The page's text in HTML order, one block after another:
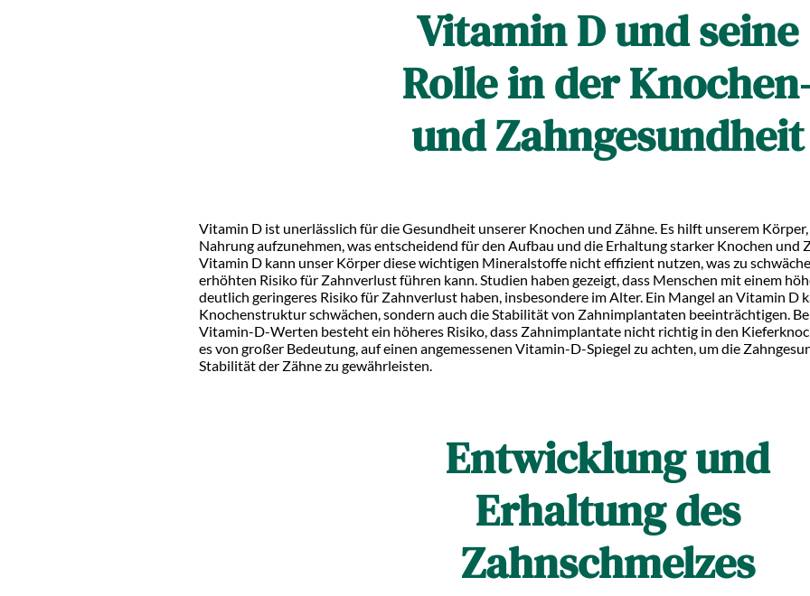
Vitamin D und seine
Rolle in der
und Zahngesundheit
Vitamin D ist unerlässlich für die Gesundheit unserer Knochen und Zähne. Es hilft unserem
Nahrung aufzunehmen, was entscheidend für den Aufbau und die Erhaltung starker Knochen und
Vitamin D kann unser Körper diese wichtigen Mineralstoffe nicht effizient nutzen, was zu
erhöhten Risiko für Zahnverlust führen kann. Studien haben gezeigt, dass Menschen mit einem
deutlich geringeres Risiko für Zahnverlust haben, insbesondere im Alter. Ein Mangel an Vitamin D
Knochenstruktur schwächen, sondern auch die Stabilität von Zahnimplantaten beeinträchtigen.
Vitamin-D-Werten besteht ein höheres Risiko, dass Zahnimplantate nicht richtig in den
es von großer Bedeutung, auf einen angemessenen Vitamin-D-Spiegel zu achten, um die
Stabilität der Zähne zu gewährleisten.
Entwicklung und
Erhaltung des
Zahnschmelzes